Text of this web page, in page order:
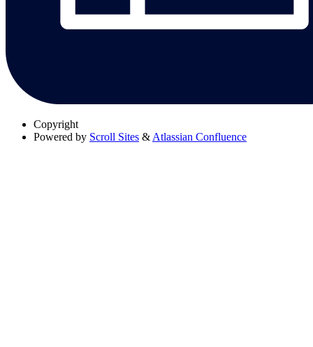
Copyright
Powered by Scroll Sites & Atlassian Confluence